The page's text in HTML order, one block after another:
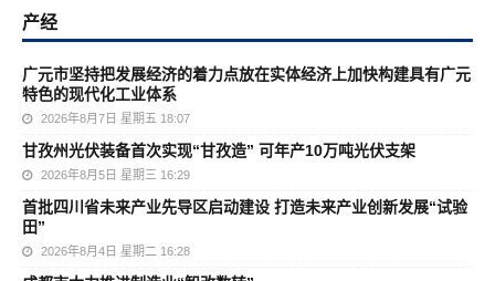
产经
广元市坚持把发展经济的着力点放在实体经济上加快构建具有广元
特色的现代化工业体系
2026年8月7日 星期五 18:07
甘孜州光伏装备首次实现“甘孜造” 可年产10万吨光伏支架
2026年8月5日 星期三 16:29
首批四川省未来产业先导区启动建设 打造未来产业创新发展“试验
田”
2026年8月4日 星期二 16:28